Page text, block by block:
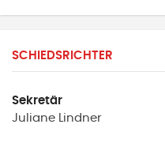
SCHIEDSRICHTER
Sekretär
Juliane
Lindner